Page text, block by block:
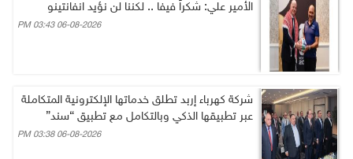
الأمير علي: شكراً فيفا .. لكننا لن نؤيد انفانتينو
06-08-2026 03:43 PM
شركة كهرباء إربد تطلق خدماتها الإلكترونية المتكاملة
عبر تطبيقها الذكي وبالتكامل مع تطبيق “سند”
06-08-2026 03:38 PM